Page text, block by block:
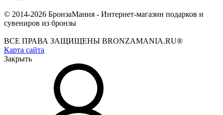
© 2014-2026 БронзаМания - Интернет-магазин подарков и
сувениров из бронзы
ВСЕ ПРАВА ЗАЩИЩЕНЫ BRONZAMANIA.RU®
Карта сайта
Закрыть